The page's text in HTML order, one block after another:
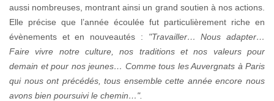
aussi nombreuses, montrant ainsi un grand soutien à nos actions.
Elle précise que l’année écoulée fut particulièrement riche en
évènements et en nouveautés : "Travailler… Nous adapter…
Faire vivre notre culture, nos traditions et nos valeurs pour
demain et pour nos jeunes… Comme tous les Auvergnats à Paris
qui nous ont précédés, tous ensemble cette année encore nous
avons bien poursuivi le chemin…".